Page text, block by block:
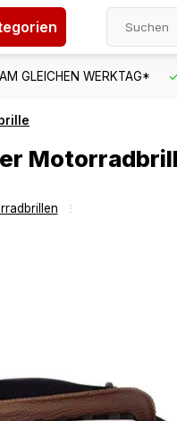
GLEICHEN WERKTAG*